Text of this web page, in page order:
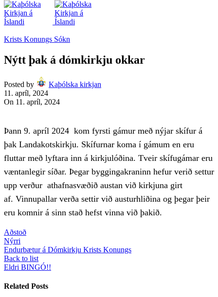
Krists Konungs Sókn
Nýtt þak á dómkirkju okkar
Posted by
Kaþólska kirkjan
11. apríl, 2024
On 11. apríl, 2024
Þann 9. apríl 2024 kom fyrsti gámur með nýjar skífur á
þak Landakotskirkju. Skífurnar koma í gámum en eru
fluttar með lyftara inn á kirkjulóðina. Tveir skífugámar eru
væntanlegir síðar. Þegar byggingakraninn hefur verið settur
upp verður athafnasvæðið austan við kirkjuna girt
af. Vinnupallar verða settir við austurhliðina og þegar þeir
eru komnir á sinn stað hefst vinna við þakið.
Aðstoð
Nýrri
Endurbætur á Dómkirkju Krists Konungs
Back to list
Eldri BINGÓ!!
Related Posts